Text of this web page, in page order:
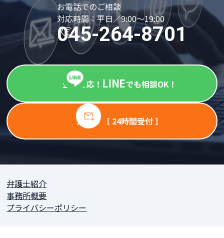
お電話でのご相談
対応時間：平日／9:00～19:00
045-264-8701
全国対応！ LINEでも相談OK！
メール ［ 24時間受付 ］
弁護士紹介
事務所概要
プライバシーポリシー